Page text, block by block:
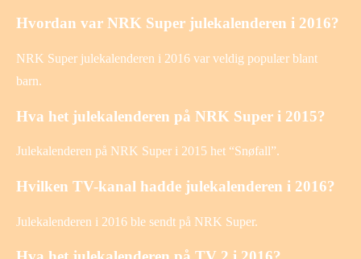
Hvordan var NRK Super julekalenderen i 2016?
NRK Super julekalenderen i 2016 var veldig populær blant
barn.
Hva het julekalenderen på NRK Super i 2015?
Julekalenderen på NRK Super i 2015 het “Snøfall”.
Hvilken TV-kanal hadde julekalenderen i 2016?
Julekalenderen i 2016 ble sendt på NRK Super.